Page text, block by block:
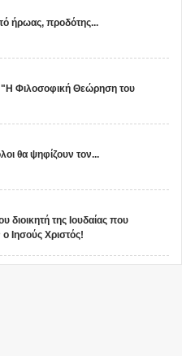
ήρωας, προδότης...
"Η Φιλοσοφική Θεώρηση του
θα ψηφίζουν τον...
διοικητή της Ιουδαίας που
Ιησούς Χριστός!